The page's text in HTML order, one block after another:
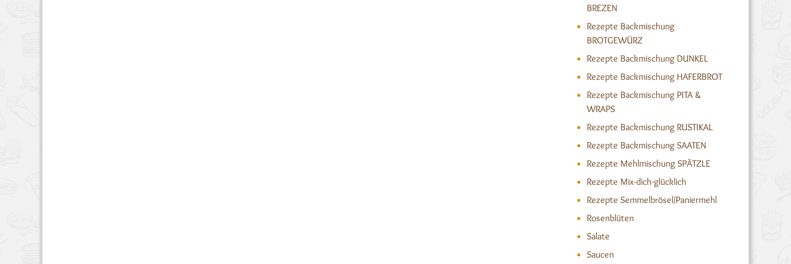
BREZEN
Rezepte Backmischung
BROTGEWÜRZ
Rezepte Backmischung DUNKEL
Rezepte Backmischung HAFERBROT
Rezepte Backmischung PITA &
WRAPS
Rezepte Backmischung RUSTIKAL
Rezepte Backmischung SAATEN
Rezepte Mehlmischung SPÄTZLE
Rezepte Mix-dich-glücklich
Rezepte Semmelbrösel/Paniermehl
Rosenblüten
Salate
Saucen